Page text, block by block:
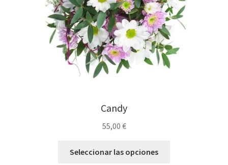
Candy
55,00 €
Seleccionar las opciones